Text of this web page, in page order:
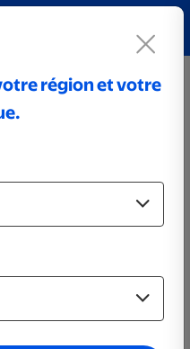
région et votre